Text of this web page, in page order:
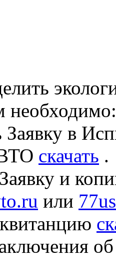
необходимо:
Заявку в
скачать .
и
или